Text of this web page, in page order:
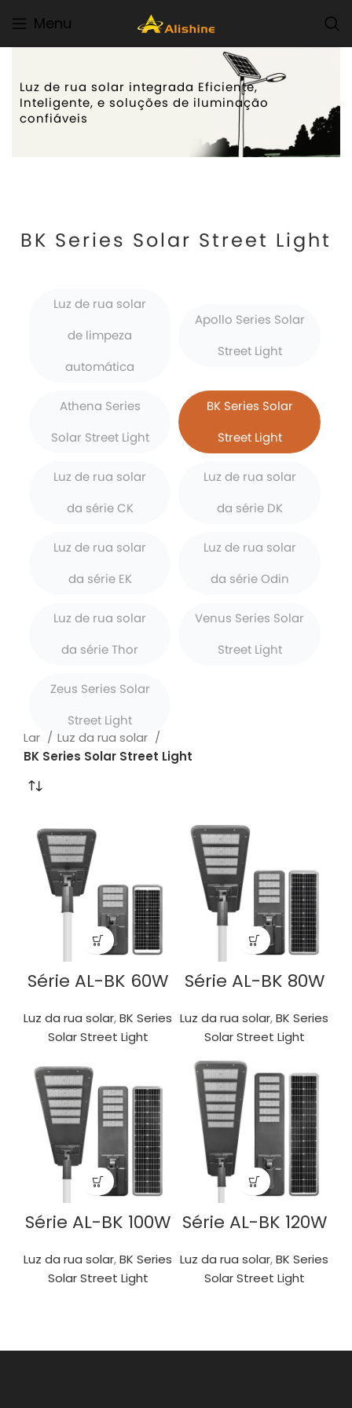
Menu
Luz de rua solar integrada Eficiente,
Inteligente, e soluções de iluminação
confiáveis
BK Series Solar Street Light
Luz de rua solar
de limpeza
automática
Apollo Series Solar
Street Light
Athena Series
Solar Street Light
BK Series Solar
Street Light
Luz de rua solar
da série CK
Luz de rua solar
da série DK
Luz de rua solar
da série EK
Luz de rua solar
da série Odin
Luz de rua solar
da série Thor
Venus Series Solar
Street Light
Zeus Series Solar
Street Light
Lar
Luz da rua solar
BK Series Solar Street Light
Série AL-BK 60W
Luz da rua solar,BK Series
Solar Street Light
Série AL-BK 80W
Luz da rua solar,BK Series
Solar Street Light
Série AL-BK 100W
Luz da rua solar,BK Series
Solar Street Light
Série AL-BK 120W
Luz da rua solar,BK Series
Solar Street Light